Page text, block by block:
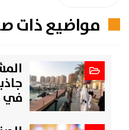
مواضيع ذات
في